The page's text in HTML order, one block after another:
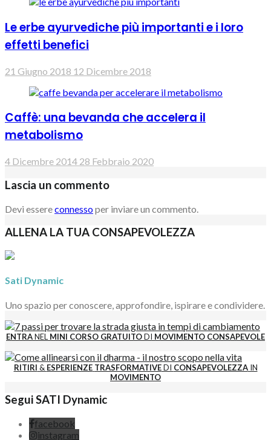
Le erbe ayurvediche più importanti e i loro
effetti benefici
21 Giugno 2018 12 Dicembre 2018
Caffè: una bevanda che accelera il
metabolismo
4 Dicembre 2014 28 Febbraio 2020
Lascia un commento
Devi essereconnessoper inviare un commento.
ALLENA LA TUA CONSAPEVOLEZZA
Sati Dynamic
Uno spazio per conoscere, approfondire, ispirare e condividere.
ENTRANEL MINI CORSO GRATUITODI MOVIMENTO CONSAPEVOLE
RITIRI & ESPERIENZE TRASFORMATIVEDI CONSAPEVOLEZZAIN
MOVIMENTO
Segui SATI Dynamic
facebook
instagram